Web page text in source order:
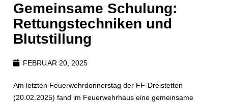
Gemeinsame Schulung:
Rettungstechniken und
Blutstillung
FEBRUAR 20, 2025
Am letzten Feuerwehrdonnerstag der FF-Dreistetten
(20.02.2025) fand im Feuerwehrhaus eine gemeinsame